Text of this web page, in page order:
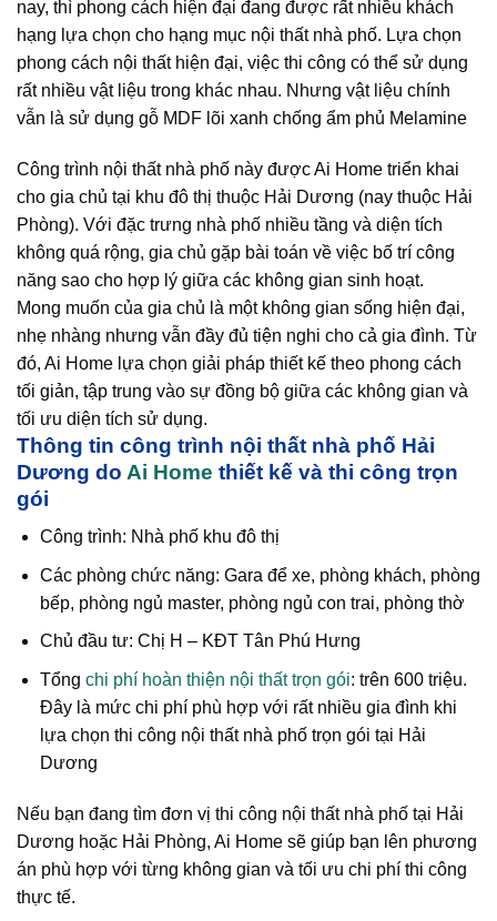
nay, thì phong cách hiện đại đang được rất nhiều khách
hạng lựa chọn cho hạng mục nội thất nhà phố. Lựa chọn
phong cách nội thất hiện đại, việc thi công có thể sử dụng
rất nhiều vật liệu trong khác nhau. Nhưng vật liệu chính
vẫn là sử dụng gỗ MDF lõi xanh chống ẩm phủ Melamine
Công trình nội thất nhà phố này được Ai Home triển khai
cho gia chủ tại khu đô thị thuộc Hải Dương (nay thuộc Hải
Phòng). Với đặc trưng nhà phố nhiều tầng và diện tích
không quá rộng, gia chủ gặp bài toán về việc bố trí công
năng sao cho hợp lý giữa các không gian sinh hoạt.
Mong muốn của gia chủ là một không gian sống hiện đại,
nhẹ nhàng nhưng vẫn đầy đủ tiện nghi cho cả gia đình. Từ
đó, Ai Home lựa chọn giải pháp thiết kế theo phong cách
tối giản, tập trung vào sự đồng bộ giữa các không gian và
tối ưu diện tích sử dụng.
Thông tin công trình nội thất nhà phố Hải
Dương do Ai Home thiết kế và thi công trọn
gói
Công trình: Nhà phố khu đô thị
Các phòng chức năng: Gara để xe, phòng khách, phòng
bếp, phòng ngủ master, phòng ngủ con trai, phòng thờ
Chủ đầu tư: Chị H – KĐT Tân Phú Hưng
Tổng chi phí hoàn thiện nội thất trọn gói: trên 600 triệu.
Đây là mức chi phí phù hợp với rất nhiều gia đình khi
lựa chọn thi công nội thất nhà phố trọn gói tại Hải
Dương
Nếu bạn đang tìm đơn vị thi công nội thất nhà phố tại Hải
Dương hoặc Hải Phòng, Ai Home sẽ giúp bạn lên phương
án phù hợp với từng không gian và tối ưu chi phí thi công
thực tế.